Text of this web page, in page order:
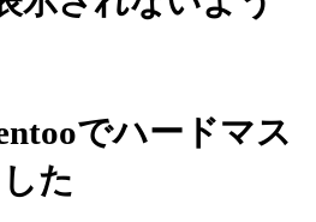
でハードマス
た